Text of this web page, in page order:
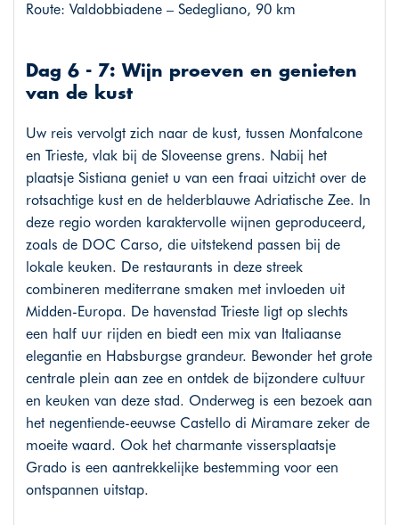
Route: Valdobbiadene – Sedegliano, 90 km
Dag 6 - 7: Wijn proeven en genieten
van de kust
Uw reis vervolgt zich naar de kust, tussen Monfalcone
en Trieste, vlak bij de Sloveense grens. Nabij het
plaatsje Sistiana geniet u van een fraai uitzicht over de
rotsachtige kust en de helderblauwe Adriatische Zee. In
deze regio worden karaktervolle wijnen geproduceerd,
zoals de DOC Carso, die uitstekend passen bij de
lokale keuken. De restaurants in deze streek
combineren mediterrane smaken met invloeden uit
Midden-Europa. De havenstad Trieste ligt op slechts
een half uur rijden en biedt een mix van Italiaanse
elegantie en Habsburgse grandeur. Bewonder het grote
centrale plein aan zee en ontdek de bijzondere cultuur
en keuken van deze stad. Onderweg is een bezoek aan
het negentiende-eeuwse Castello di Miramare zeker de
moeite waard. Ook het charmante vissersplaatsje
Grado is een aantrekkelijke bestemming voor een
ontspannen uitstap.